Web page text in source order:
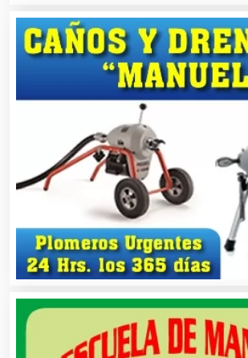
Análisis Clínicos
Análisis de Aguas
Animadores de Eventos
Aparatos y Equipos Eléctricos
Arquitectos